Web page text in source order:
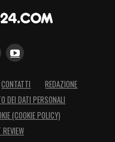
CONTATTI
REDAZIONE
DEI DATI PERSONALI
(COOKIE POLICY)